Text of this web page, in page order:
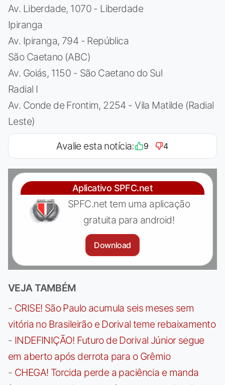
Av. Liberdade, 1070 - Liberdade
Ipiranga
Av. Ipiranga, 794 - República
São Caetano (ABC)
Av. Goiás, 1150 - São Caetano do Sul
Radial I
Av. Conde de Frontim, 2254 - Vila Matilde (Radial
Leste)
Avalie esta notícia: 9 4
Aplicativo SPFC.net
SPFC.net tem uma aplicação
gratuita para android!
Download
VEJA TAMBÉM
- CRISE! São Paulo acumula seis meses sem
vitória no Brasileirão e Dorival teme rebaixamento
- INDEFINIÇÃO! Futuro de Dorival Júnior segue
em aberto após derrota para o Grêmio
- CHEGA! Torcida perde a paciência e manda